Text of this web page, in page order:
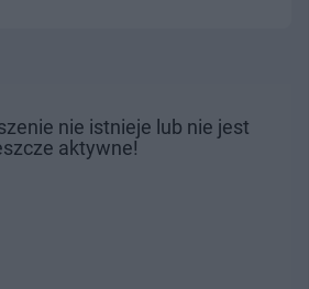
nie istnieje lub nie jest
aktywne!